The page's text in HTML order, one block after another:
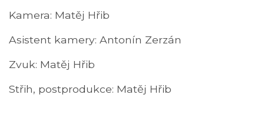
Kamera: Matěj Hřib
Asistent kamery: Antonín Zerzán
Zvuk: Matěj Hřib
Střih, postprodukce: Matěj Hřib